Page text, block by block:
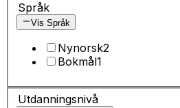
Språk
Vis Språk
Nynorsk2
Bokmål1
Utdanningsnivå